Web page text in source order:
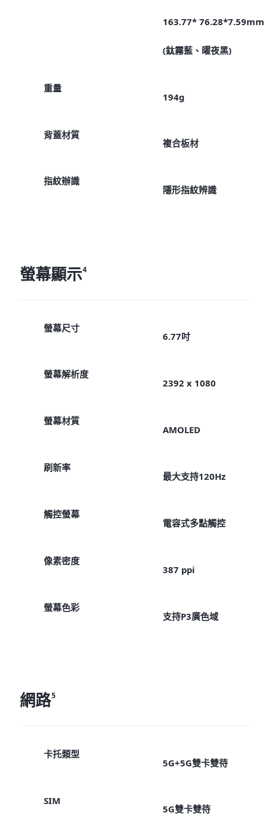
163.77* 76.28*7.59mm
(鈦霧藍、曜夜黑)
重量
194g
背蓋材質
複合板材
指紋辦識
隱形指紋辨識
螢幕顯示4
螢幕尺寸
6.77吋
螢幕解析度
2392 x 1080
螢幕材質
AMOLED
刷新率
最大支持120Hz
觸控螢幕
電容式多點觸控
像素密度
387 ppi
螢幕色彩
支持P3廣色域
網路5
卡托類型
5G+5G雙卡雙待
SIM
5G雙卡雙待